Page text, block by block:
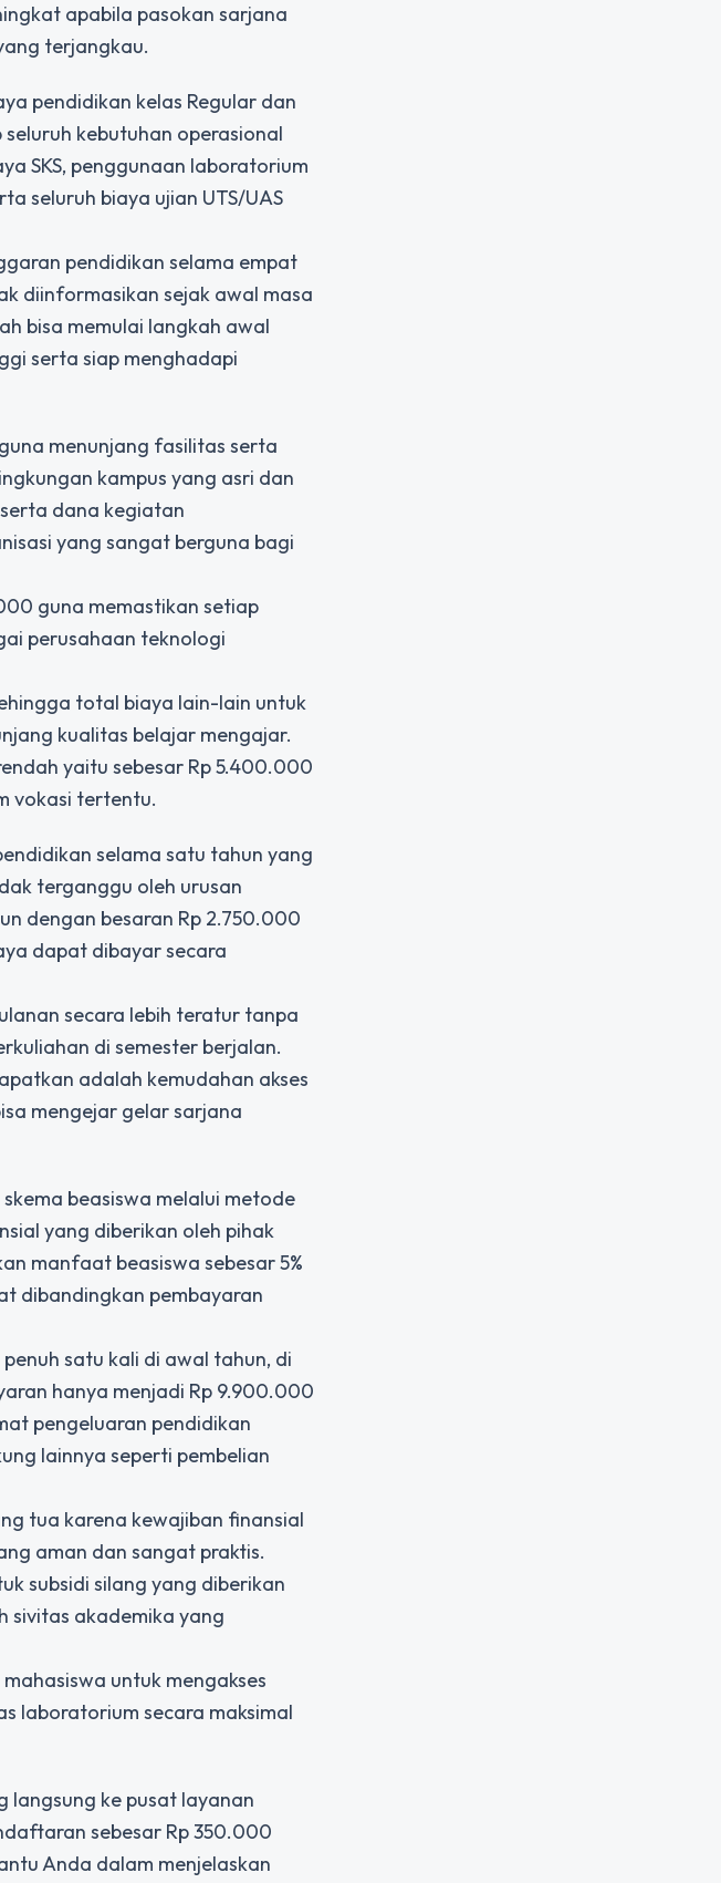
apabila pasokan sarjana
terjangkau.
pendidikan kelas Regular dan
kebutuhan operasional
SKS, penggunaan laboratorium
seluruh biaya ujian UTS/UAS
pendidikan selama empat
diinformasikan sejak awal masa
bisa memulai langkah awal
serta siap menghadapi
menunjang fasilitas serta
kampus yang asri dan
dana kegiatan
yang sangat berguna bagi
guna memastikan setiap
perusahaan teknologi
total biaya lain-lain untuk
kualitas belajar mengajar.
yaitu sebesar Rp 5.400.000
vokasi tertentu.
selama satu tahun yang
terganggu oleh urusan
dengan besaran Rp 2.750.000
dapat dibayar secara
secara lebih teratur tanpa
di semester berjalan.
adalah kemudahan akses
mengejar gelar sarjana
beasiswa melalui metode
yang diberikan oleh pihak
manfaat beasiswa sebesar 5%
dibandingkan pembayaran
satu kali di awal tahun, di
hanya menjadi Rp 9.900.000
pengeluaran pendidikan
lainnya seperti pembelian
tua karena kewajiban finansial
aman dan sangat praktis.
subsidi silang yang diberikan
sivitas akademika yang
untuk mengakses
laboratorium secara maksimal
langsung ke pusat layanan
sebesar Rp 350.000
Anda dalam menjelaskan